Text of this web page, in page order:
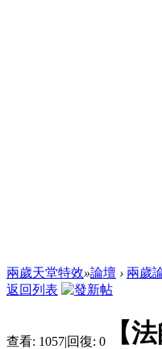
兩歲天堂特效»論壇 › 兩歲
返回列表
查看: 1057|回復: 0 【